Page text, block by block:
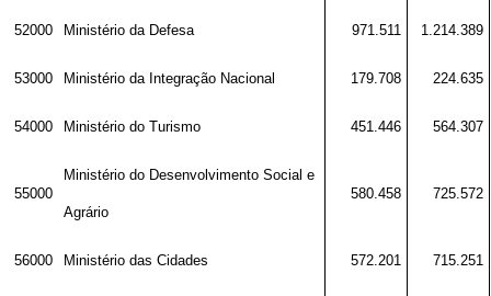
52000 Ministério da Defesa 971.511 1.214.389
53000 Ministério da Integração Nacional 179.708 224.635
54000 Ministério do Turismo 451.446 564.307
55000
Ministério do Desenvolvimento Social e
Agrário
580.458 725.572
56000 Ministério das Cidades 572.201 715.251